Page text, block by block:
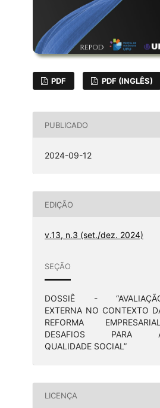
PDF PDF (INGLÊS)
PUBLICADO
2024-09-12
EDIÇÃO
v.13, n.3 (set./dez. 2024)
SEÇÃO
DOSSIÊ -
EXTERNA NO CONTEXTO
REFORMA
DESAFIOS PARA
QUALIDADE SOCIAL”
LICENÇA